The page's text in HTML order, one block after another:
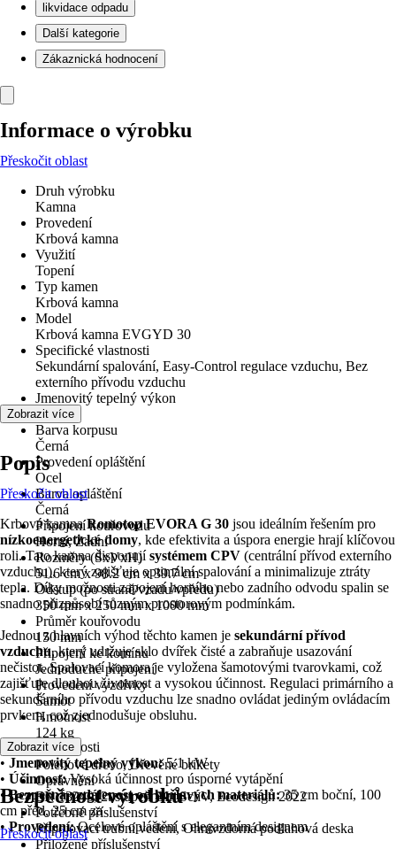
likvidace odpadu
Další kategorie
Zákaznická hodnocení
Informace o výrobku
Přeskočit oblast
Druh výrobku
Kamna
Provedení
Krbová kamna
Využití
Topení
Typ kamen
Krbová kamna
Model
Krbová kamna EVGYD 30
Specifické vlastnosti
Sekundární spalování, Easy-Control regulace vzduchu, Bez
externího přívodu vzduchu
Jmenovitý tepelný výkon
5,1 kW
Barva korpusu
Černá
Provedení opláštění
Ocel
Barva opláštění
Černá
Připojení kouřovodu
Horní, Zadní
Rozměry (ŠxVxH)
51.6 cm x 98.2 cm x 39.7 cm
Odstup (po straně/vzadu/vpředu)
350 mm x 250 mm x 1000 mm
Průměr kouřovodu
150 mm
Připojení ke komínu
Jednoduché připojení
Provedení vyzdívky
Šamot
Hmotnost
124 kg
Palivo
Polenové dřevo, Dřevěné brikety
Oprávnění
EN 13240, 2. stupeň BImSchV, Ecodesign 2022
Potřebné příslušenství
Připojovací trubní vedení, Ohnivzdorná podlahová deska
Přiložené příslušenství
Zobrazit více
Popis
Přeskočit oblast
Krbová kamnaRomotop EVORA G 30 jsou ideálním řešením pro
nízkoenergetické domy, kde efektivita a úspora energie hrají klíčovou
roli. Tato kamna disponujísystémem CPV (centrální přívod externího
vzduchu), který zajišťuje optimální spalování a minimalizuje ztráty
tepla. Díky možnosti zapojení horního nebo zadního odvodu spalin se
snadno přizpůsobí různým prostorovým podmínkám.
Jednou z hlavních výhod těchto kamen je sekundární přívod
vzduchu, který udržuje sklo dvířek čisté a zabraňuje usazování
nečistot. Spalovací komora je vyložena šamotovými tvarovkami, což
zajišťuje dlouhou životnost a vysokou účinnost. Regulaci primárního a
sekundárního přívodu vzduchu lze snadno ovládat jediným ovládacím
prvkem, což zjednodušuje obsluhu.
Klíčové vlastnosti
• Jmenovitý tepelný výkon:5.1 kW
• Účinnost:Vysoká účinnost pro úsporné vytápění
•Bezpečná vzdálenost od hořlavých materiálů:35 cm boční, 100
cm před, 25 cm za
•Provedení:Ocelové opláštění s elegantním designem
Zobrazit více
Bezpečnost výrobků
Přeskočit oblast